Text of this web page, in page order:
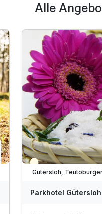
Einzelzimmer Komfort
1 Erwachsenen
Alle
Teilweise ausgelastet
Parkhotel Gütersloh